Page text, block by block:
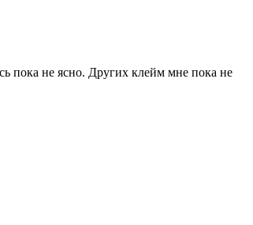
пока не ясно. Других клейм мне пока не